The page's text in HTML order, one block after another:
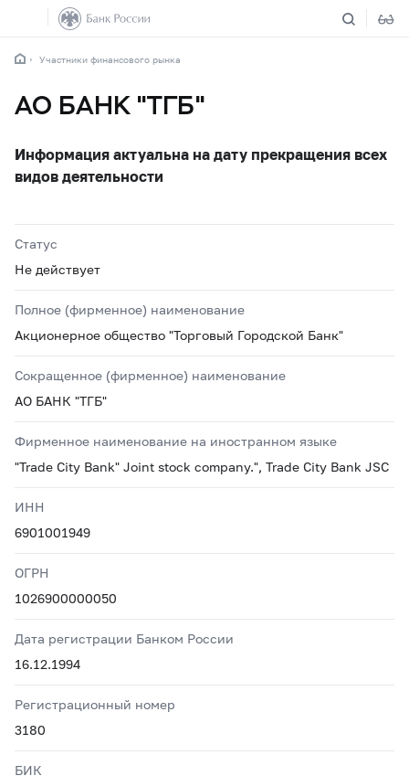
Участники финансового рынка
АО БАНК "ТГБ"
Информация актуальна на дату прекращения всех
видов деятельности
Статус
Не действует
Полное (фирменное) наименование
Акционерное общество "Торговый Городской Банк"
Сокращенное (фирменное) наименование
АО БАНК "ТГБ"
Фирменное наименование на иностранном языке
"Trade City Bank" Joint stock company.", Trade City Bank JSC
ИНН
6901001949
ОГРН
1026900000050
Дата регистрации Банком России
16.12.1994
Регистрационный номер
3180
БИК